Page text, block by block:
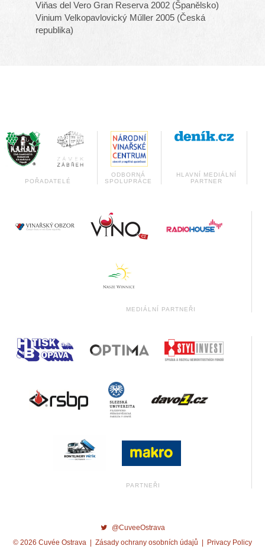
Viňas del Vero Gran Reserva 2002 (Španělsko)
Vinium Velkopavlovický Műller 2005 (Česká
republika)
@CuveeOstrava
© 2026 Cuvée Ostrava | Zásady ochrany osobních údajů Privacy Policy